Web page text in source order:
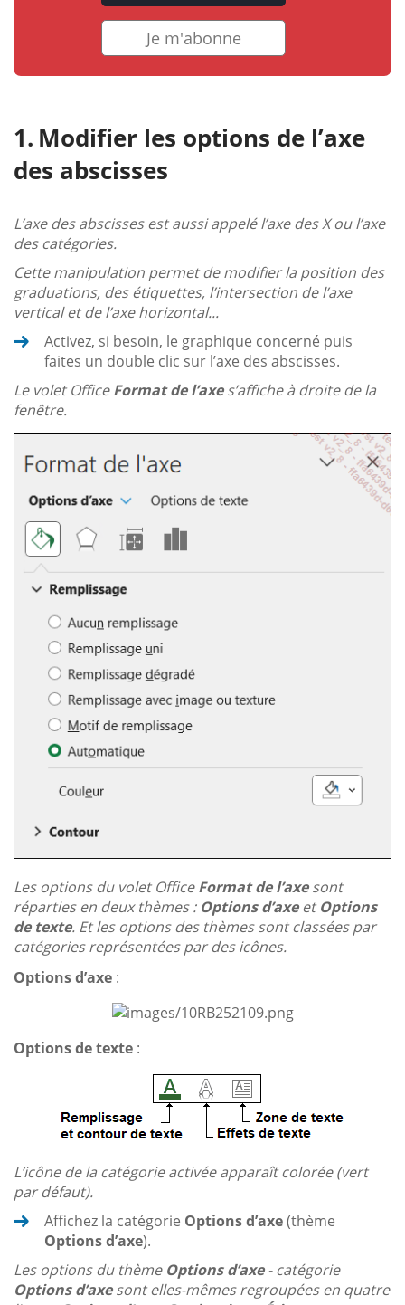
Je m'abonne
Modifier les options de l’axe
des abscisses
L’axe des abscisses est aussi appelé l’axe des X ou l’axe
des catégories.
Cette manipulation permet de modifier la position des
graduations, des étiquettes, l’intersection de l’axe
vertical et de l’axe horizontal...
Activez, si besoin, le graphique concerné puis
faites un double clic sur l’axe des abscisses.
Le volet OfficeFormat de l’axes’affiche à droite de la
fenêtre.
Les options du volet OfficeFormat de l’axesont
réparties en deux thèmes : Options d’axeetOptions
de texte. Et les options des thèmes sont classées par
catégories représentées par des icônes.
Options d’axe :
Options de texte :
L’icône de la catégorie activée apparaît colorée (vert
par défaut).
Affichez la catégorie Options d’axe(thème
Options d’axe).
Les options du thème Options d’axe- catégorie
Options d’axesont elles-mêmes regroupées en quatre